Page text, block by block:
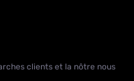
clients et la nôtre nous